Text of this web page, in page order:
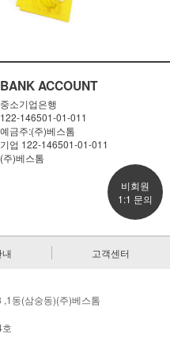
BANK ACCOUNT
중소기업은행
122-146501-01-011
예금주:(주)베스톰
기업 122-146501-01-011
(주)베스톰
비회원
1:1 문의
고객센터
동(삼숭동)(주)베스톰